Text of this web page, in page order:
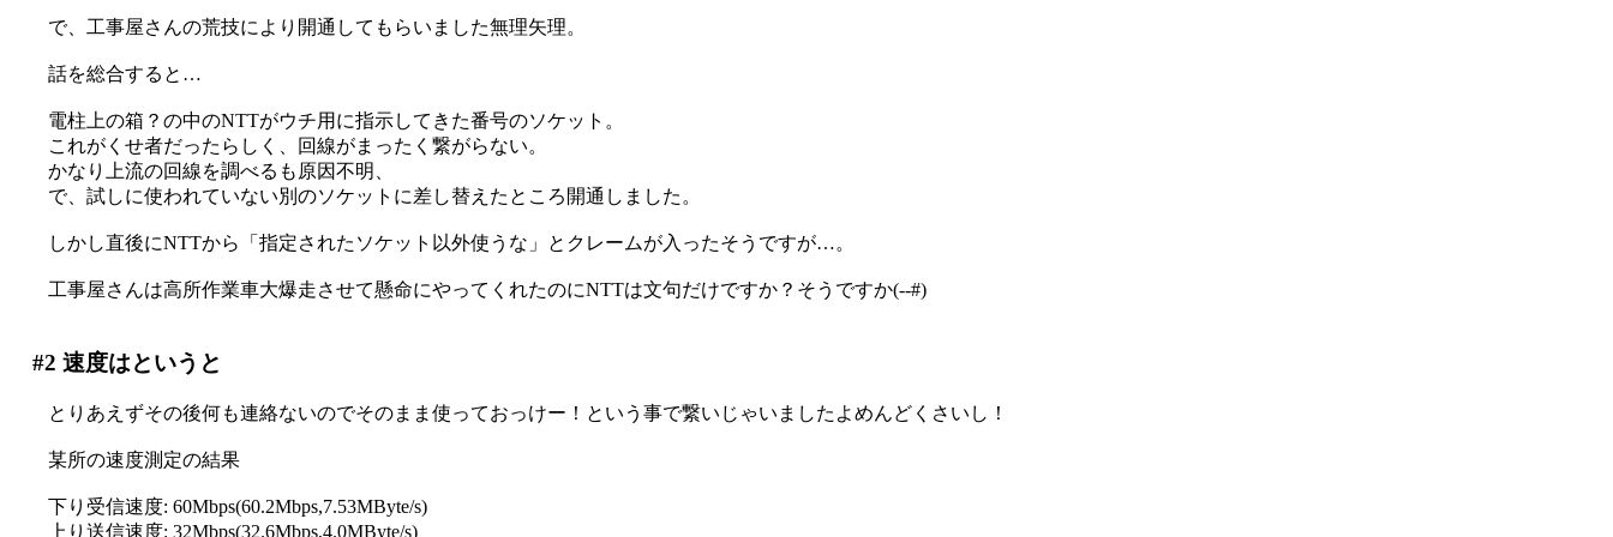
で、工事屋さんの荒技により開通してもらいました無理矢理。
話を総合すると…
電柱上の箱？の中のNTTがウチ用に指示してきた番号のソケット。
これがくせ者だったらしく、回線がまったく繋がらない。
かなり上流の回線を調べるも原因不明、
で、試しに使われていない別のソケットに差し替えたところ開通しました。
しかし直後にNTTから「指定されたソケット以外使うな」とクレームが入ったそうですが…。
工事屋さんは高所作業車大爆走させて懸命にやってくれたのにNTTは文句だけですか？そうですか(--#)
#2 速度はというと
とりあえずその後何も連絡ないのでそのまま使っておっけー！という事で繋いじゃいましたよめんどくさいし！
某所の速度測定の結果
下り受信速度: 60Mbps(60.2Mbps,7.53MByte/s)
上り送信速度: 32Mbps(32.6Mbps,4.0MByte/s)